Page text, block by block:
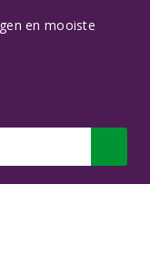
en mooiste